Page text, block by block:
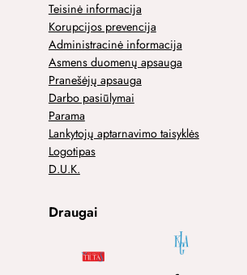
Teisinė informacija
Korupcijos prevencija
Administracinė informacija
Asmens duomenų apsauga
Pranešėjų apsauga
Darbo pasiūlymai
Parama
Lankytojų aptarnavimo taisyklės
Logotipas
D.U.K.
Draugai